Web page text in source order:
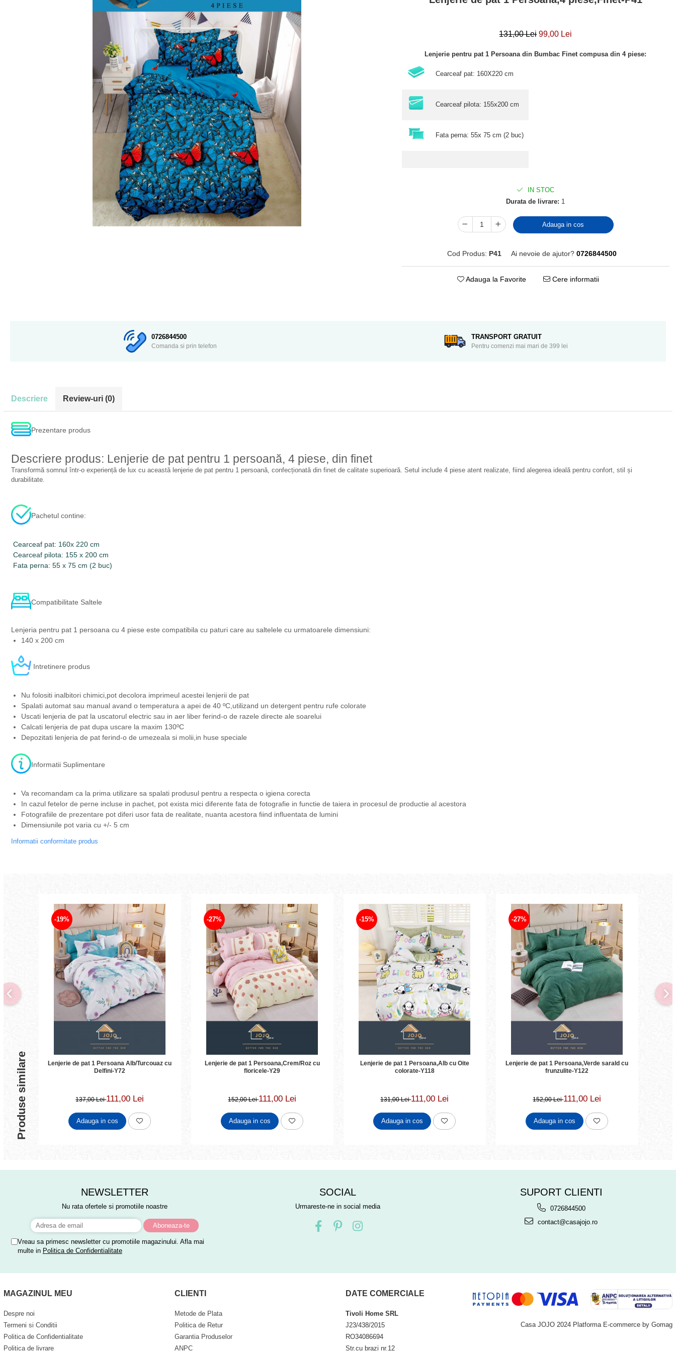
Lenjerii de finet Iprimate Digital
Lenjerii de pat Bumbac 100%
Lenjerii de pat Finet + 2 Draperii
Lenjerii de pat Saten 4 piese cu
131,00 Lei 99,00 Lei
Lenjerie pentru pat 1 Persoana din Bumbac Finet compusa din 4 piese:
Cearceaf pat: 160X220 cm
Cearceaf pilota: 155x200 cm
Fata perna: 55x 75 cm (2 buc)
IN STOC
Durata de livrare: 1
Adauga in cos
Cod Produs: P41 Ai nevoie de ajutor? 0726844500
Adauga la Favorite Cere informatii
0726844500
Comanda si prin telefon
TRANSPORT GRATUIT
Pentru comenzi mai mari de 399 lei
Descriere Review-uri (0)
Prezentare produs
Descriere produs: Lenjerie de pat pentru 1 persoană, 4 piese, din finet
Transformă somnul într-o experiență de lux cu această lenjerie de pat pentru 1 persoană, confecționată din finet de calitate superioară. Setul include 4 piese atent realizate, fiind alegerea ideală pentru confort, stil și
durabilitate.
Pachetul contine:
Cearceaf pat: 160x 220 cm
Cearceaf pilota: 155 x 200 cm
Fata perna: 55 x 75 cm (2 buc)
Compatibilitate Saltele
Lenjeria pentru pat 1 persoana cu 4 piese este compatibila cu paturi care au saltelele cu urmatoarele dimensiuni:
140 x 200 cm
Intretinere produs
Nu folositi inalbitori chimici,pot decolora imprimeul acestei lenjerii de pat
Spalati automat sau manual avand o temperatura a apei de 40 ºC,utilizand un detergent pentru rufe colorate
Uscati lenjeria de pat la uscatorul electric sau in aer liber ferind-o de razele directe ale soarelui
Calcati lenjeria de pat dupa uscare la maxim 130ºC
Depozitati lenjeria de pat ferind-o de umezeala si molii,in huse speciale
Informatii Suplimentare
Va recomandam ca la prima utilizare sa spalati produsul pentru a respecta o igiena corecta
In cazul fetelor de perne incluse in pachet, pot exista mici diferente fata de fotografie in functie de taiera in procesul de productie al acestora
Fotografiile de prezentare pot diferi usor fata de realitate, nuanta acestora fiind influentata de lumini
Dimensiunile pot varia cu +/- 5 cm
Informatii conformitate produs
Produse similare
-19%
Lenjerie de pat 1 Persoana Alb/Turcouaz cu
Delfini-Y72
137,00 Lei111,00 Lei
Adauga in cos
-27%
Lenjerie de pat 1 Persoana,Crem/Roz cu
floricele-Y29
152,00 Lei111,00 Lei
Adauga in cos
-15%
Lenjerie de pat 1 Persoana,Alb cu Oite
colorate-Y118
131,00 Lei111,00 Lei
Adauga in cos
-27%
Lenjerie de pat 1 Persoana,Verde sarald cu
frunzulite-Y122
152,00 Lei111,00 Lei
Adauga in cos
-
NEWSLETTER
Nu rata ofertele si promotiile noastre
Vreau sa primesc newsletter cu promotiile magazinului. Afla mai
multe in Politica de Confidentialitate
SOCIAL
Urmareste-ne in social media
SUPORT CLIENTI
0726844500
contact@casajojo.ro
MAGAZINUL MEU
Despre noi
Termeni si Conditii
Politica de Confidentialitate
Politica de livrare
CLIENTI
Metode de Plata
Politica de Retur
Garantia Produselor
ANPC
DATE COMERCIALE
Tivoli Home SRL
J23/438/2015
RO34086694
Str.cu brazi nr.12
Casa JOJO 2024 Platforma E-commerce by Gomag